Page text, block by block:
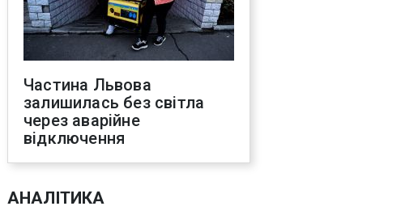
Частина Львова
залишилась без світла
через аварійне
відключення
АНАЛІТИКА